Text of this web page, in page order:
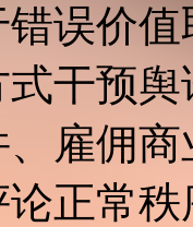
误价
干预
、雇佣
正常